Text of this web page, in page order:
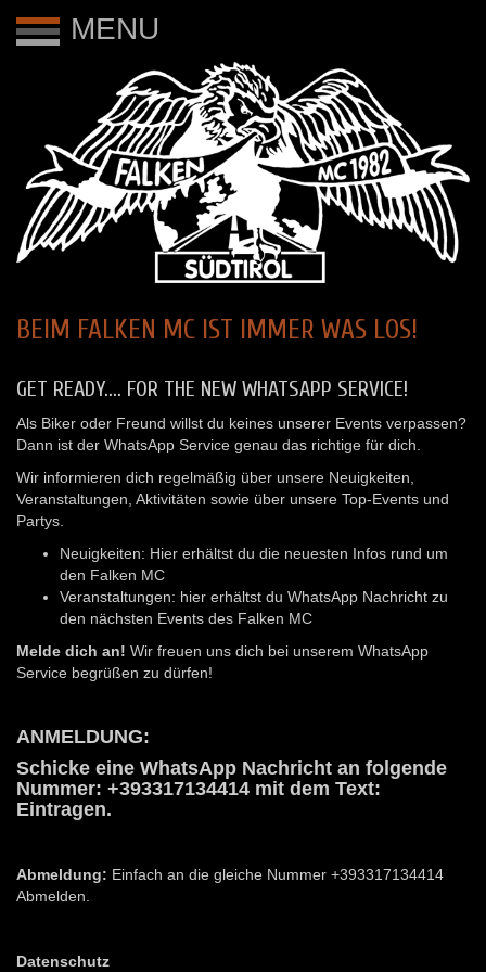
MENU
BEIM FALKEN MC IST IMMER WAS LOS!
GET READY.... FOR THE NEW WHATSAPP SERVICE!
Als Biker oder Freund willst du keines unserer Events verpassen?
Dann ist der WhatsApp Service genau das richtige für dich.
Wir informieren dich regelmäßig über unsere Neuigkeiten,
Veranstaltungen, Aktivitäten sowie über unsere Top-Events und
Partys.
Neuigkeiten: Hier erhältst du die neuesten Infos rund um
den Falken MC
Veranstaltungen: hier erhältst du WhatsApp Nachricht zu
den nächsten Events des Falken MC
Melde dich an! Wir freuen uns dich bei unserem WhatsApp
Service begrüßen zu dürfen!
ANMELDUNG:
Schicke eine WhatsApp Nachricht an folgende
Nummer: +393317134414 mit dem Text:
Eintragen.
Abmeldung: Einfach an die gleiche Nummer +393317134414
Abmelden.
Datenschutz